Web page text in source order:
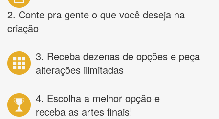
2. Conte pra gente o que você deseja na
criação
3. Receba dezenas de opções e peça
alterações ilimitadas
4. Escolha a melhor opção e
receba as artes finais!